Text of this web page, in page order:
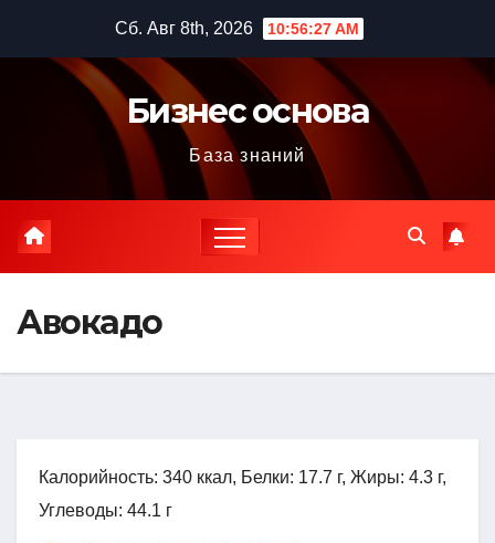
содержимому
Сб. Авг 8th, 2026 10:56:28 AM
Бизнес основа
База знаний
Авокадо
Калорийность: 340 ккал, Белки: 17.7 г, Жиры: 4.3 г,
Углеводы: 44.1 г